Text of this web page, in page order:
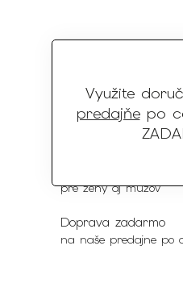
Využite
predajňepo
po celom Slovensku
Dlhoročná tradícia
pre ženy aj mužov
Doprava zadarmo
na naše predajne po